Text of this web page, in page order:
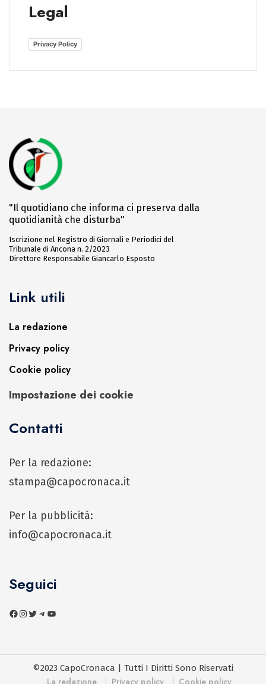
Legal
Privacy Policy
"Il quotidiano che informa ci preserva dalla
quotidianità che disturba"
Iscrizione nel Registro di Giornali e Periodici del
Tribunale di Ancona n. 2/2023
Direttore Responsabile Giancarlo Esposto
Link utili
La redazione
Privacy policy
Cookie policy
Impostazione dei cookie
Contatti
Per la redazione:
stampa@capocronaca.it
Per la pubblicità:
info@capocronaca.it
Seguici
©2023 CapoCronaca | Tutti I Diritti Sono Riservati